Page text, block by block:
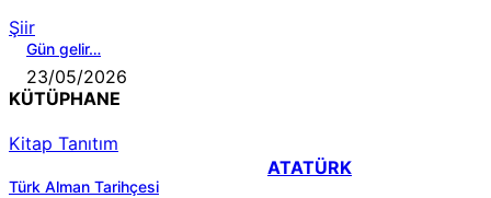
Şiir
Gün gelir…
23/05/2026
KÜTÜPHANE
Kitap Tanıtım
Türk Alman Tarihçesi
ATATÜRK